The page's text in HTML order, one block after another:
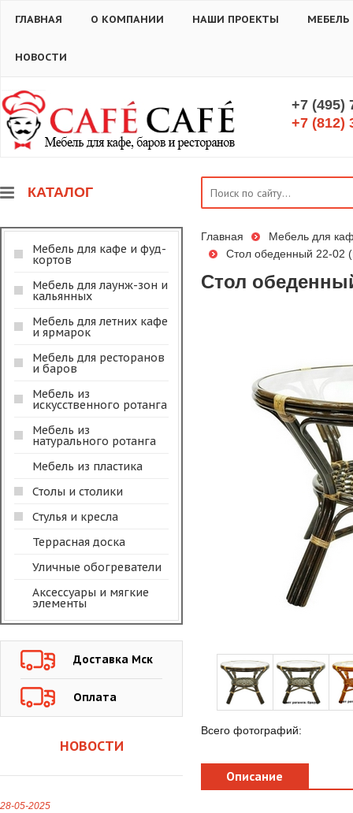
ГЛАВНАЯ О КОМПАНИИ НАШИ ПРОЕКТЫ
НОВОСТИ
+7 (495)
+7 (812)
КАТАЛОГ
Мебель для кафе и фуд-
кортов
Мебель для лаунж-зон и
кальянных
Мебель для летних кафе
и ярмарок
Мебель для ресторанов
и баров
Мебель из
искусственного ротанга
Мебель из
натурального ротанга
Мебель из пластика
Столы и столики
Стулья и кресла
Террасная доска
Уличные обогреватели
Аксессуары и мягкие
элементы
Доставка Мск
Оплата
НОВОСТИ
28-05-2025
Главная
Мебель для
Стол обеденный 22-02
Стол
Всего фотографий:
Описание